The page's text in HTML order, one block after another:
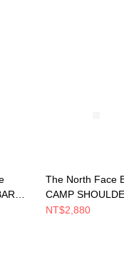
人之同意方可使用
之用戶狀況，依本公司即
The North Face
CAMP
BAG 男女 側背包
NT$2,880